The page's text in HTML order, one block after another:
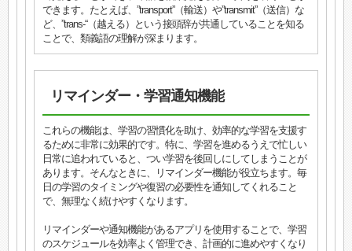
できます。たとえば、”transport”（輸送）や”transmit”（送信）な
ど、”trans-“（越える）という接頭辞が共通していることを知る
ことで、類義語の理解が深まります。
リマインダー・学習通知機能
これらの機能は、学習の習慣化を助け、効率的な学習を支援す
るために非常に効果的です。特に、学習を進めるうえで忙しい
日常に追われていると、つい学習を後回しにしてしまうことが
あります。そんなときに、リマインダー機能が役立ちます。毎
日の学習のタイミングや復習の必要性を通知してくれること
で、無理なく続けやすくなります。
リマインダーや通知機能があるアプリを使用することで、学習
のスケジュールを効率よく管理でき、計画的に進めやすくなり